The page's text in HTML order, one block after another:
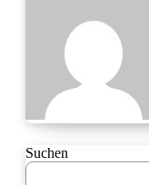
Suchen